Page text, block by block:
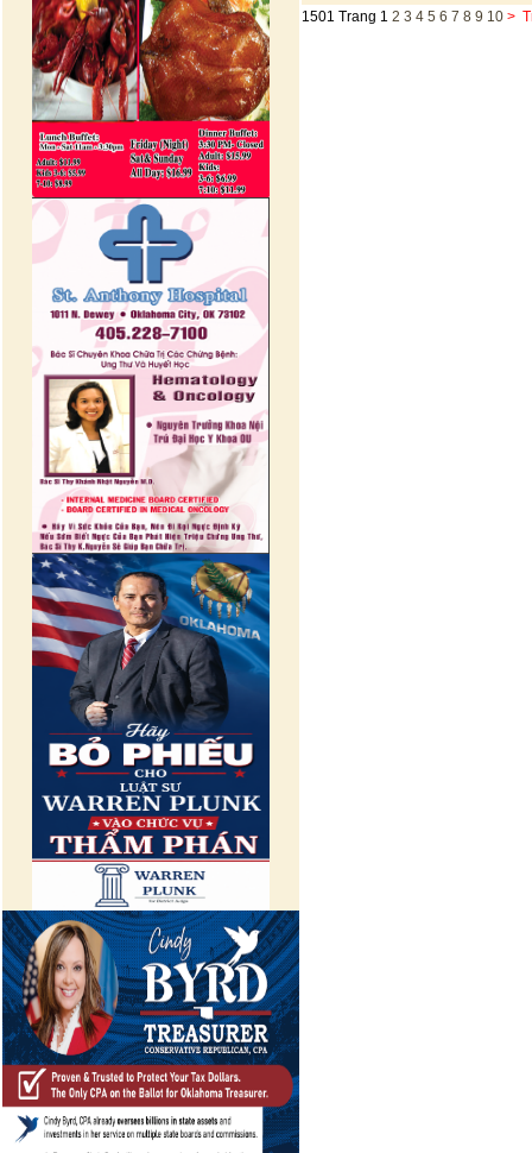
1501 Trang 1 2 3 4 5 6 7 8 9 10 >